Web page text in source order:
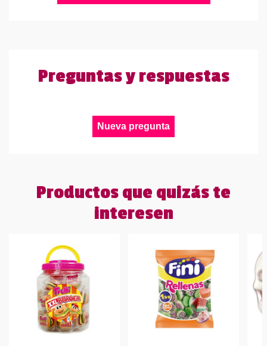
Preguntas y respuestas
Nueva pregunta
Productos que quizás te
interesen